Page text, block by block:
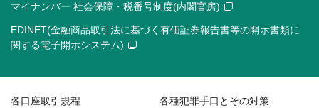
マイナンバー 社会保障・税番号制度(内閣官房)
EDINET(金融商品取引法に基づく有価証券報告書等の開示書類に
関する電子開示システム)
各口座取引規程 各種犯罪手口とその対策